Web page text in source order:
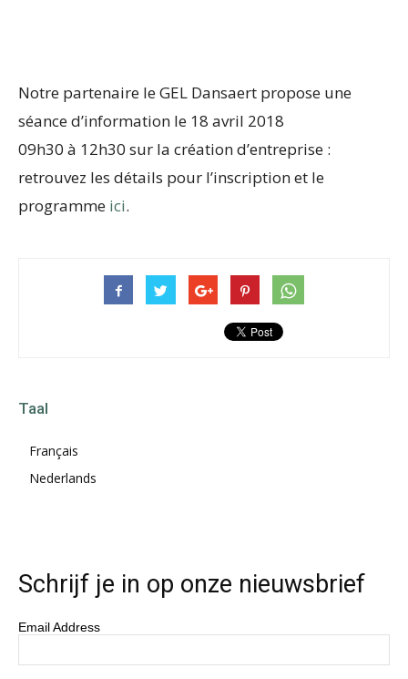
Notre partenaire le GEL Dansaert propose une
séance d’information le 18 avril 2018
09h30 à 12h30 sur la création d’entreprise :
retrouvez les détails pour l’inscription et le
programme ici.
Taal
Français
Nederlands
Schrijf je in op onze nieuwsbrief
Email Address